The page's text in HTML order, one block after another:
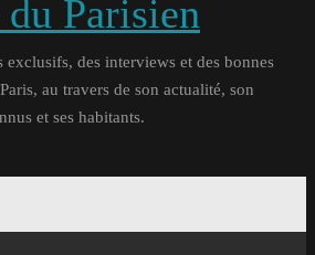
Parisien
exclusifs, des interviews et des bonnes
au travers de son actualité, son
et ses habitants.